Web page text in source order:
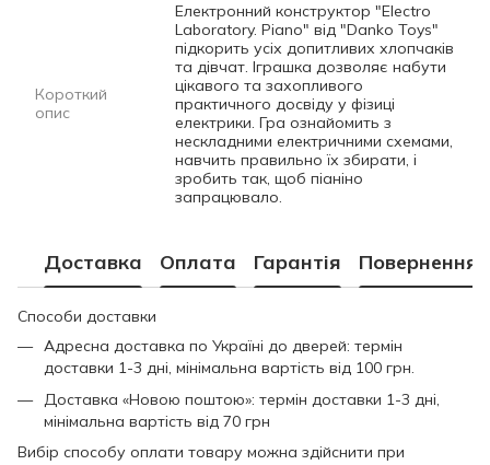
Короткий
опис
Електронний конструктор "Electro
Laboratory. Piano" від "Danko Toys"
підкорить усіх допитливих хлопчаків
та дівчат. Іграшка дозволяє набути
цікавого та захопливого
практичного досвіду у фізиці
електрики. Гра ознайомить з
нескладними електричними схемами,
навчить правильно їх збирати, і
зробить так, щоб піаніно
запрацювало.
Доставка Оплата Гарантія Повернення
Способи доставки
Адресна доставка по Україні до дверей: термін
доставки 1-3 дні, мінімальна вартість від 100 грн.
Доставка «Новою поштою»: термін доставки 1-3 дні,
мінімальна вартість від 70 грн
Вибір способу оплати товару можна здійснити при